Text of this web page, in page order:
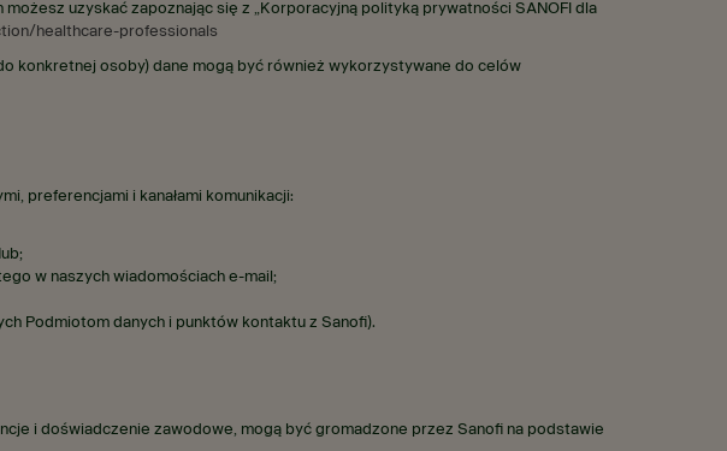
uzyskać zapoznając się z „Korporacyjną polityką prywatności SANOFI dla
healthcare-professionals
konkretnej osoby) dane mogą być również wykorzystywane do celów
preferencjami i kanałami komunikacji:
w naszych wiadomościach e-mail;
Podmiotom danych i punktów kontaktu z Sanofi).
i doświadczenie zawodowe, mogą być gromadzone przez Sanofi na podstawie